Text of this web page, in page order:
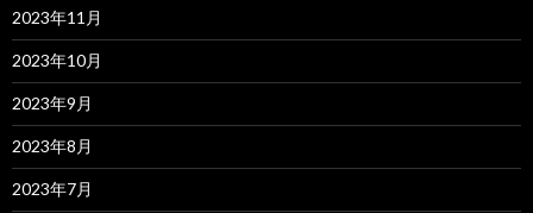
2023年11月
2023年10月
2023年9月
2023年8月
2023年7月